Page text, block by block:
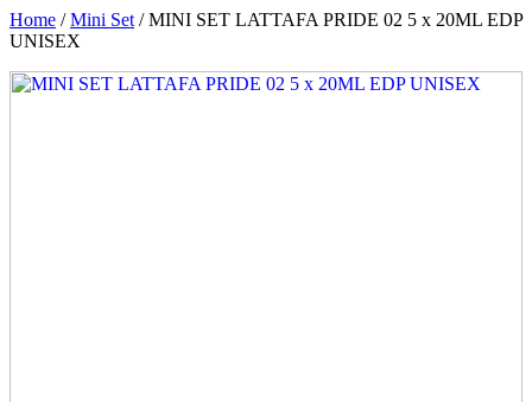
Home /Mini Set / MINI SET LATTAFA PRIDE 02 5 x 20ML EDP
UNISEX